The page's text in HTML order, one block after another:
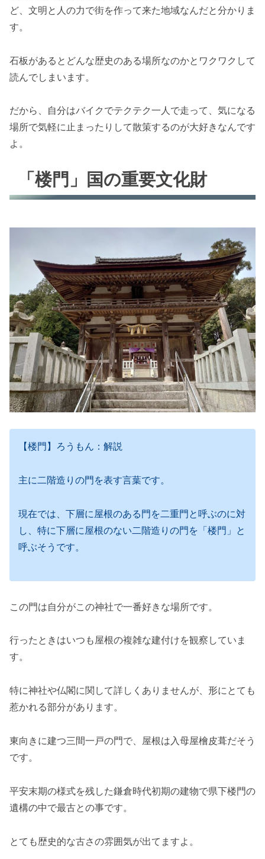
ど、文明と人の力で街を作って来た地域なんだと分かりま
す。
石板があるとどんな歴史のある場所なのかとワクワクして
読んでしまいます。
だから、自分はバイクでテクテク一人で走って、気になる
場所で気軽に止まったりして散策するのが大好きなんです
よ。
「楼門」国の重要文化財
【楼門】ろうもん：解説
主に二階造りの門を表す言葉です。
現在では、下層に屋根のある門を二重門と呼ぶのに対
し、特に下層に屋根のない二階造りの門を「楼門」と
呼ぶそうです。
この門は自分がこの神社で一番好きな場所です。
行ったときはいつも屋根の複雑な建付けを観察していま
す。
特に神社や仏閣に関して詳しくありませんが、形にとても
惹かれる部分があります。
東向きに建つ三間一戸の門で、屋根は入母屋檜皮葺だそう
です。
平安末期の様式を残した鎌倉時代初期の建物で県下楼門の
遺構の中で最古との事です。
とても歴史的な古さの雰囲気が出てますよ。